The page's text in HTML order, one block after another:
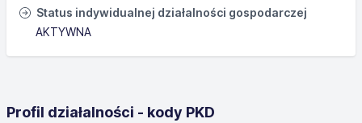
Status indywidualnej działalności gospodarczej
AKTYWNA
Profil działalności - kody PKD